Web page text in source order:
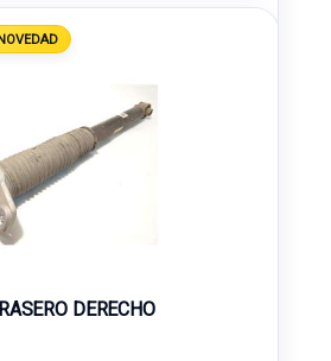
DERECHO